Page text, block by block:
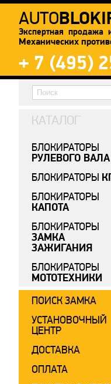
AUTO
Экспертная продажа
Механических
+ 7 (495)
КАТАЛОГ
БЛОКИРАТОРЫ
РУЛЕВОГО ВАЛА
БЛОКИРАТОРЫ
БЛОКИРАТОРЫ
КАПОТА
БЛОКИРАТОРЫ
ЗАМКА
ЗАЖИГАНИЯ
БЛОКИРАТОРЫ
МОТОТЕХНИКИ
ПОИСК ЗАМКА
УСТАНОВОЧНЫЙ
ЦЕНТР
ДОСТАВКА
ОПЛАТА